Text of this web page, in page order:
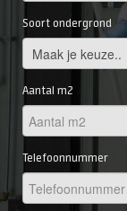
Soort ondergrond
Aantal m2
Telefoonnummer